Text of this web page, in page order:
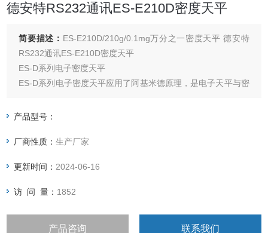
德安特RS232通讯ES-E210D密度天平
简要描述： ES-E210D/210g/0.1mg万分之一密度天平 德安特
RS232通讯ES-E210D密度天平
ES-D系列电子密度天平
ES-D系列电子密度天平应用了阿基米德原理，是电子天平与密
量精度可达万分之一。
造业、制鞋业、体育用品业、食品业、化妆品行业等。
产品型号：
厂商性质：生产厂家
更新时间： 2024-06-16
访 问 量： 1852
产品咨询 联系我们